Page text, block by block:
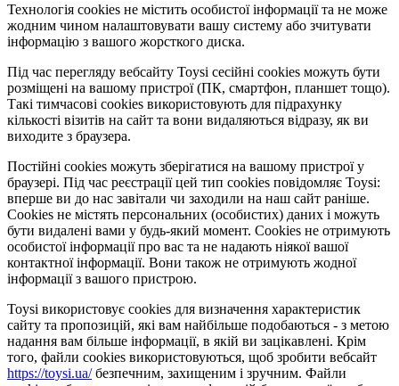
Технологія cookies не містить особистої інформації та не може
жодним чином налаштовувати вашу систему або зчитувати
інформацію з вашого жорсткого диска.
Під час перегляду вебсайту Toysi сесійні cookies можуть бути
розміщені на вашому пристрої (ПК, смартфон, планшет тощо).
Такі тимчасові cookies використовують для підрахунку
кількості візитів на сайт та вони видаляються відразу, як ви
виходите з браузера.
Постійні cookies можуть зберігатися на вашому пристрої у
браузері. Під час реєстрації цей тип cookies повідомляє Toysi:
вперше ви до нас завітали чи заходили на наш сайт раніше.
Cookies не містять персональних (особистих) даних і можуть
бути видалені вами у будь-який момент. Сookies не отримують
особистої інформації про вас та не надають ніякої вашої
контактної інформації. Вони також не отримують жодної
інформації з вашого пристрою.
Toysi використовує cookies для визначення характеристик
сайту та пропозицій, які вам найбільше подобаються - з метою
надання вам більше інформації, в якій ви зацікавлені. Крім
того, файли cookies використовуються, щоб зробити вебсайт
https://toysi.ua/безпечним, захищеним і зручним. Файли